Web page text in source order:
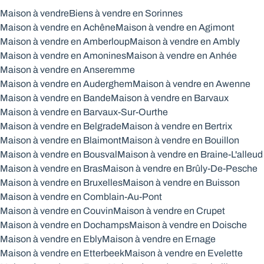
Maison à vendreBiens à vendre en Sorinnes
Maison à vendre en AchêneMaison à vendre en Agimont
Maison à vendre en AmberloupMaison à vendre en Ambly
Maison à vendre en AmoninesMaison à vendre en Anhée
Maison à vendre en Anseremme
Maison à vendre en AuderghemMaison à vendre en Awenne
Maison à vendre en BandeMaison à vendre en Barvaux
Maison à vendre en Barvaux-Sur-Ourthe
Maison à vendre en BelgradeMaison à vendre en Bertrix
Maison à vendre en BlaimontMaison à vendre en Bouillon
Maison à vendre en BousvalMaison à vendre en Braine-L'alleud
Maison à vendre en BrasMaison à vendre en Brûly-De-Pesche
Maison à vendre en BruxellesMaison à vendre en Buisson
Maison à vendre en Comblain-Au-Pont
Maison à vendre en CouvinMaison à vendre en Crupet
Maison à vendre en DochampsMaison à vendre en Doische
Maison à vendre en EblyMaison à vendre en Ernage
Maison à vendre en EtterbeekMaison à vendre en Evelette